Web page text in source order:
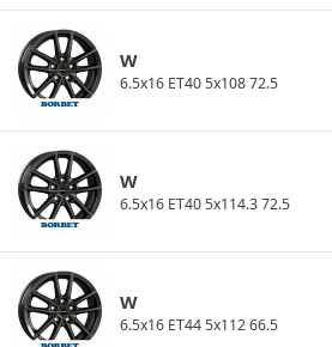
W
6.5x16 ET40 5x108 72.5
W
6.5x16 ET40 5x114.3 72.5
W
6.5x16 ET44 5x112 66.5